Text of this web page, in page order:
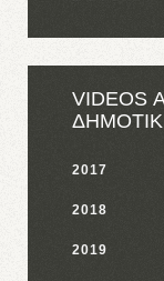
VIDEOS
2017
2018
2019